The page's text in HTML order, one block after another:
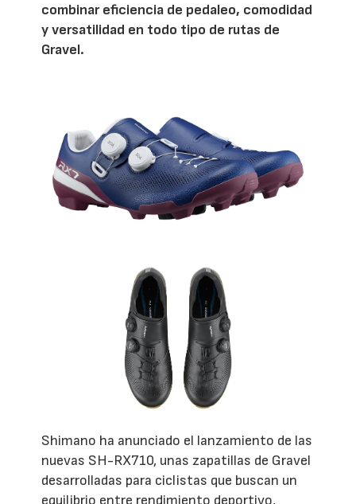
combinar eficiencia de pedaleo, comodidad
y versatilidad en todo tipo de rutas de
Gravel.
Shimano ha anunciado el lanzamiento de las
nuevas SH-RX710, unas zapatillas de Gravel
desarrolladas para ciclistas que buscan un
equilibrio entre rendimiento deportivo,